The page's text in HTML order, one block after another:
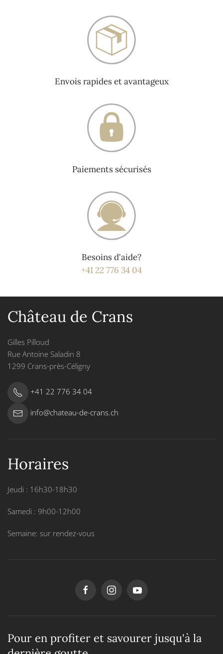
Envois rapides et avantageux
Paiements sécurisés
Besoins d'aide?
+41 22 776 34 04
Château de Crans
Gilles Pilloud
Rue Antoine Saladin 8
1299 Crans-près-Céligny
+41 22 776 34 04
info@chateau-de-crans.ch
Horaires
Jeudi : 16h30-18h30
Samedi : 9h00-12h00
Semaine: sur rendez-vous
Pour en profiter et savourer jusqu'à la